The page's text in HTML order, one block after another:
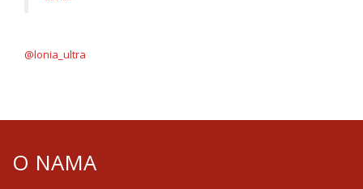
@lonia_ultra
O NAMA